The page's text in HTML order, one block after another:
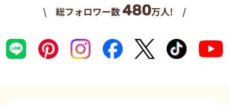
\ 総フォロワー数480万人! /